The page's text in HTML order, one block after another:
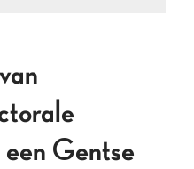
Gentse